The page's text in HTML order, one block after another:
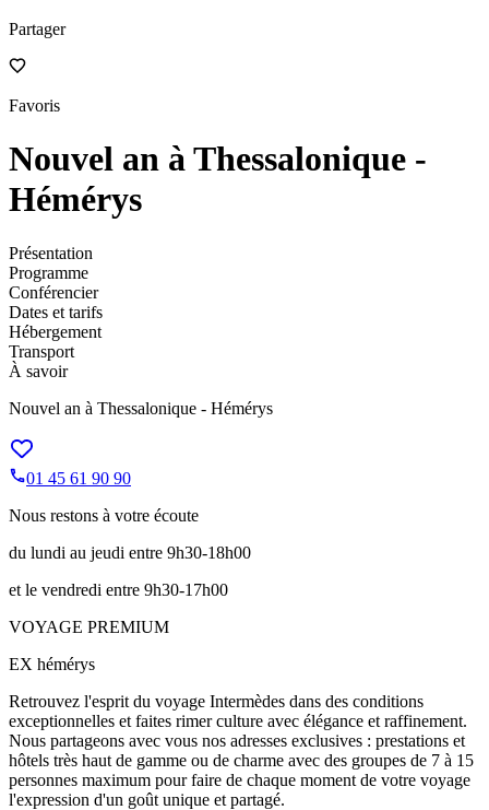
Partager
Favoris
Nouvel an à Thessalonique -
Hémérys
Présentation
Programme
Conférencier
Dates et tarifs
Hébergement
Transport
À savoir
Nouvel an à Thessalonique - Hémérys
01 45 61 90 90
Nous restons à votre écoute
du lundi au jeudi entre 9h30-18h00
et le vendredi entre 9h30-17h00
VOYAGE PREMIUM
EX hémérys
Retrouvez l'esprit du voyage Intermèdes dans des conditions
exceptionnelles et faites rimer culture avec élégance et raffinement.
Nous partageons avec vous nos adresses exclusives : prestations et
hôtels très haut de gamme ou de charme avec des groupes de 7 à 15
personnes maximum pour faire de chaque moment de votre voyage
l'expression d'un goût unique et partagé.